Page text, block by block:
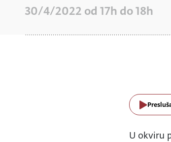
30/4/2022 od 17h do 18h
U okviru